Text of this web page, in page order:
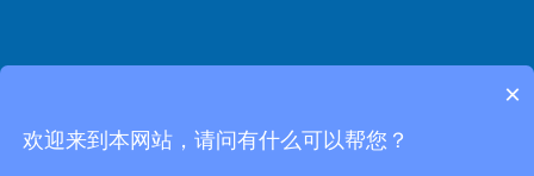
×
欢迎来到本网站，请问有什么可以帮您？